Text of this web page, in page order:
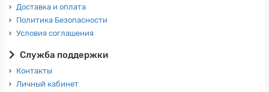
Доставка и оплата
Политика Безопасности
Условия соглашения
Служба поддержки
Контакты
Личный кабинет